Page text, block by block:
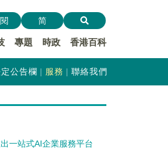
專題 時政 香港百科
简
公告欄 服務 聯絡我們
一站式AI企業服務平台